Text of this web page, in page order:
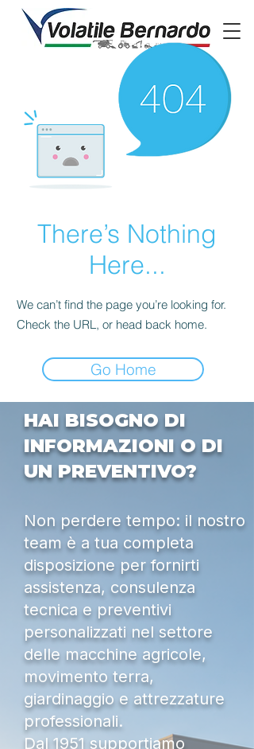
There’s Nothing
Here...
We can’t find the page you’re looking for.
Check the URL, or head back home.
Go Home
HAI BISOGNO DI
INFORMAZIONI O DI
UN PREVENTIVO?
Non perdere tempo: il nostro
team è a tua completa
disposizione per fornirti
assistenza, consulenza
tecnica e preventivi
personalizzati nel settore
delle macchine agricole,
movimento terra,
giardinaggio e attrezzature
professionali.
Dal 1951 supportiamo